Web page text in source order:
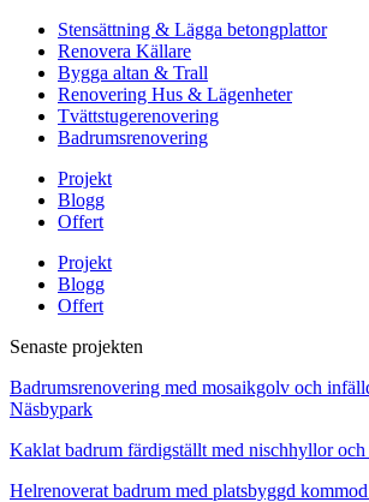
Stensättning & Lägga betongplattor
Renovera Källare
Bygga altan & Trall
Renovering Hus & Lägenheter
Tvättstugerenovering
Badrumsrenovering
Projekt
Blogg
Offert
Projekt
Blogg
Offert
Senaste projekten
Badrumsrenovering med mosaikgolv och
Näsbypark
Kaklat badrum färdigställt med nischhyllor
Helrenoverat badrum med platsbyggd